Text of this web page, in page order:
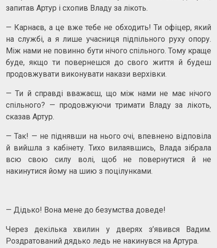
запитав Артур і схопив Владу за лікоть.
— Карнаєв, а це вже тебе не обходить! Ти офіцер, який
на службі, а я лише учасниця підпільного руху опору.
Між нами не повинно бути нічого спільного. Тому краще
буде, якщо ти повернешся до свого життя й будеш
продовжувати виконувати накази верхівки.
— Ти й справді вважаєш, що між нами не має нічого
спільного? — продовжуючи тримати Владу за лікоть,
сказав Артур.
— Так! — не піднявши на нього очі, впевнено відповіла
й вийшла з кабінету. Тихо вилаявшись, Влада зібрала
всю свою силу волі, щоб не повернутися й не
накинутися йому на шию з поцілунками.
— Дідько! Вона мене до безумства доведе!
Через декілька хвилин у дверях з’явився Вадим.
Роздратований дядько ледь не накинувся на Артура.